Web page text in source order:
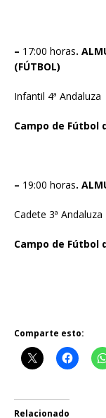
– 17:00 horas.
(FÚTBOL)
Infantil 4ª Andaluza
Campo de Fútbol
– 19:00 horas.
Cadete 3ª Andaluza
Campo de Fútbol
Comparte esto:
Relacionado